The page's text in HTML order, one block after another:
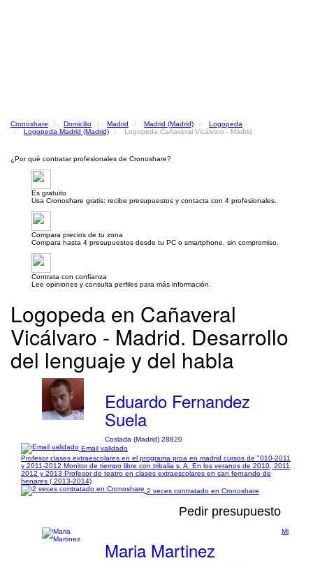
Cronoshare Domicilio Madrid Madrid (Madrid)
Logopeda
Logopeda Madrid (Madrid)
Logopeda Cañaveral Vicálvaro - Madrid
¿Por qué contratar profesionales de Cronoshare?
Es gratuito
Usa Cronoshare gratis: recibe presupuestos y contacta con 4 profesionales.
Compara precios de tu zona
Compara hasta 4 presupuestos desde tu PC o smartphone, sin compromiso.
Contrata con confianza
Lee opiniones y consulta perfiles para más información.
Logopeda en Cañaveral
Vicálvaro - Madrid. Desarrollo
del lenguaje y del habla
Eduardo Fernandez
Suela
Coslada (Madrid) 28820
Email validado
Profesor clases extraescolares en el programa proa en madrid cursos de "010-2011
y 2011-2012 Monitor de tiempo libre con tribalia s. A. En los veranos de 2010, 2011,
2012 y 2013 Profesor de teatro en clases extraescolares en san fernando de
henares ( 2013-2014)
2 veces contratado en Cronoshare
Pedir presupuesto
Maria Martinez
Mi